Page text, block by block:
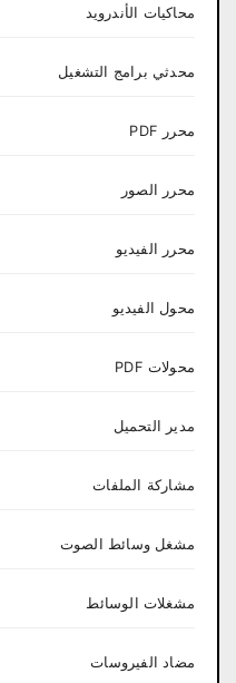
محاكيات الأندرويد
محدثي برامج التشغيل
محرر PDF
محرر الصور
محرر الفيديو
محول الفيديو
محولات PDF
مدير التحميل
مشاركة الملفات
مشغل وسائط الصوت
مشغلات الوسائط
مضاد الفيروسات